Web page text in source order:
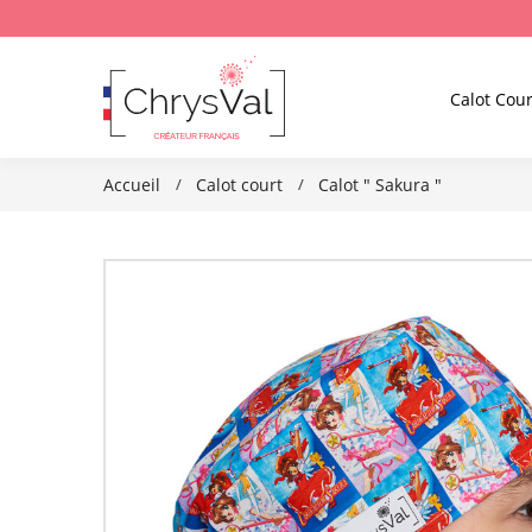
Calot
Accueil Calot court Calot " Sakura "